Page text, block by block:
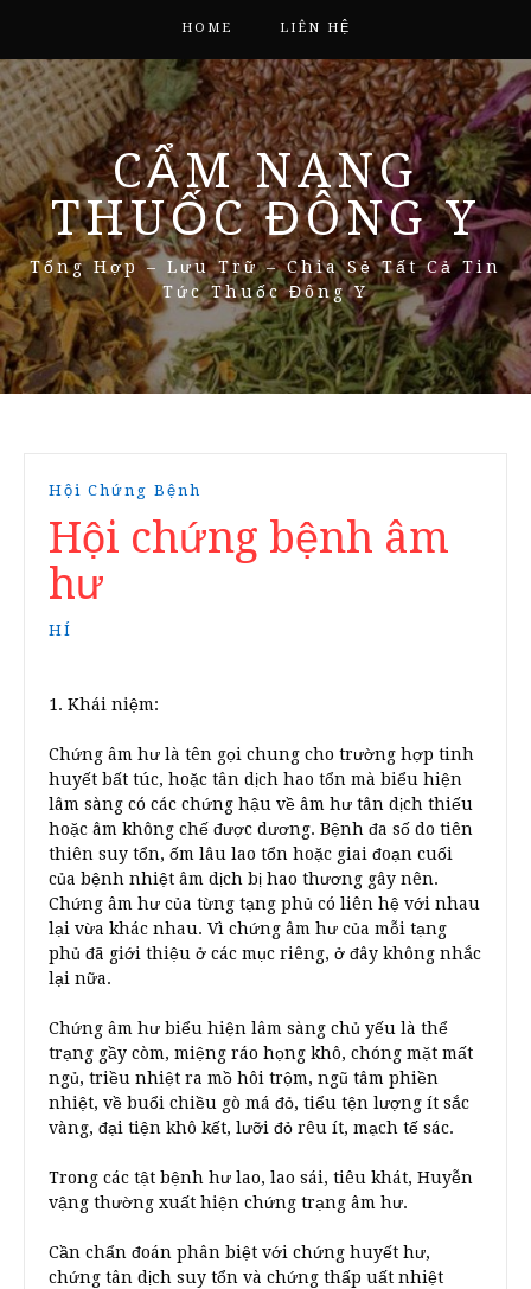
HOME LIÊN HỆ
CẨM NANG
THUỐC ĐÔNG Y
Tổng Hợp – Lưu Trữ – Chia Sẻ Tất Cả Tin
Tức Thuốc Đông Y
Hội Chứng Bệnh
Hội chứng bệnh âm
hư
HÍ
1. Khái niệm:
Chứng âm hư là tên gọi chung cho trường hợp tinh
huyết bất túc, hoặc tân dịch hao tổn mà biểu hiện
lâm sàng có các chứng hậu về âm hư tân dịch thiếu
hoặc âm không chế được dương. Bệnh đa số do tiên
thiên suy tổn, ốm lâu lao tổn hoặc giai đoạn cuối
của bệnh nhiệt âm dịch bị hao thương gây nên.
Chứng âm hư của từng tạng phủ có liên hệ với nhau
lại vừa khác nhau. Vì chứng âm hư của mỗi tạng
phủ đã giới thiệu ở các mục riêng, ở đây không nhắc
lại nữa.
Chứng âm hư biểu hiện lâm sàng chủ yếu là thể
trạng gầy còm, miệng ráo họng khô, chóng mặt mất
ngủ, triều nhiệt ra mồ hôi trộm, ngũ tâm phiền
nhiệt, về buổi chiều gò má đỏ, tiểu tện lượng ít sắc
vàng, đại tiện khô kết, lưỡi đỏ rêu ít, mạch tế sác.
Trong các tật bệnh hư lao, lao sái, tiêu khát, Huyễn
vậng thường xuất hiện chứng trạng âm hư.
Cần chẩn đoán phân biệt với chứng huyết hư,
chứng tân dịch suy tổn và chứng thấp uất nhiệt